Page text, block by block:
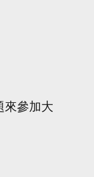
來參加大